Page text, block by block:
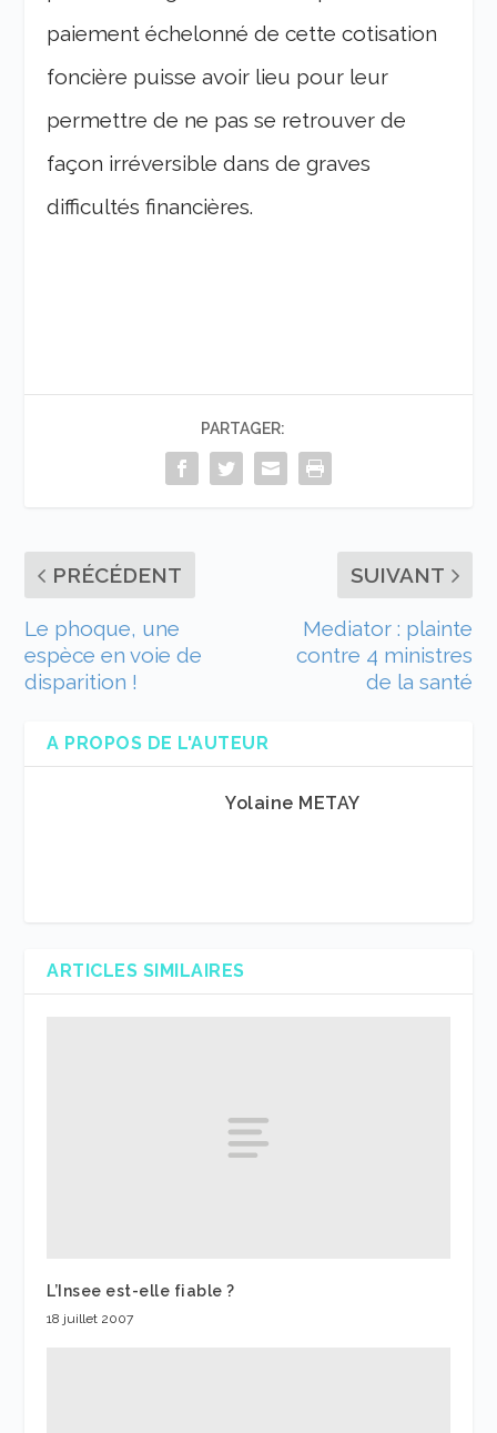
paiement échelonné de cette cotisation
foncière puisse avoir lieu pour leur
permettre de ne pas se retrouver de
façon irréversible dans de graves
difficultés financières.
PARTAGER:
PRÉCÉDENT
Le phoque, une
espèce en voie de
disparition !
SUIVANT
Mediator : plainte
contre 4 ministres
de la santé
A PROPOS DE L'AUTEUR
Yolaine METAY
ARTICLES SIMILAIRES
L’Insee est-elle fiable ?
18 juillet 2007